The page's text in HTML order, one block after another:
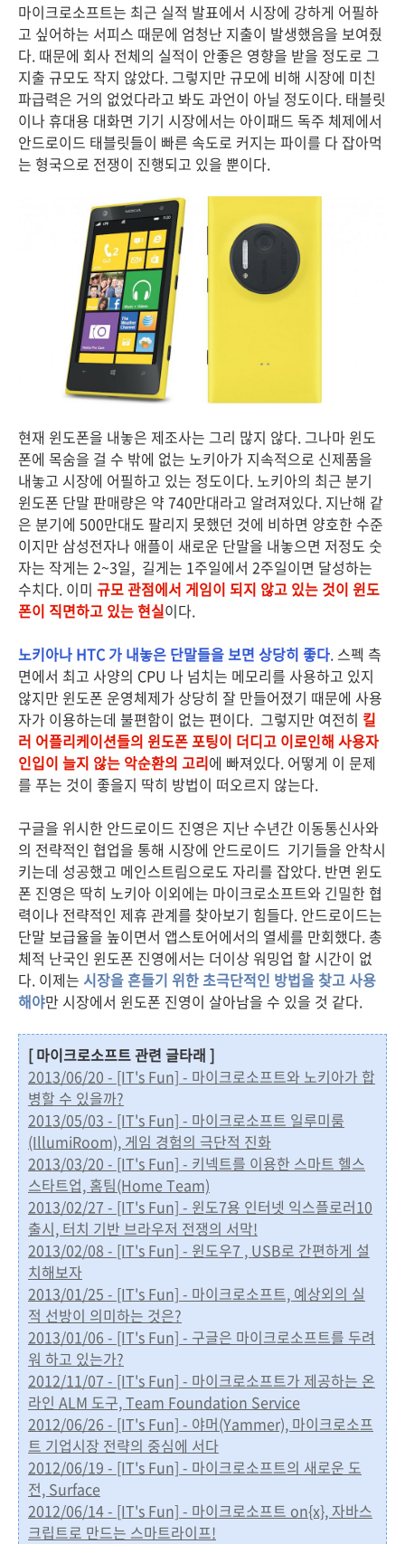
마이크로소프트는 최근 실적 발표에서 시장에 강하게 어필하
고 싶어하는 서피스 때문에 엄청난 지출이 발생했음을 보여줬
다. 때문에 회사 전체의 실적이 안좋은 영향을 받을 정도로 그
지출 규모도 작지 않았다. 그렇지만 규모에 비해 시장에 미친
파급력은 거의 없었다라고 봐도 과언이 아닐 정도이다. 태블릿
이나 휴대용 대화면 기기 시장에서는 아이패드 독주 체제에서
안드로이드 태블릿들이 빠른 속도로 커지는 파이를 다 잡아먹
는 형국으로 전쟁이 진행되고 있을 뿐이다.
현재 윈도폰을 내놓은 제조사는 그리 많지 않다. 그나마 윈도
폰에 목숨을 걸 수 밖에 없는 노키아가 지속적으로 신제품을
내놓고 시장에 어필하고 있는 정도이다. 노키아의 최근 분기
윈도폰 단말 판매량은 약 740만대라고 알려져있다. 지난해 같
은 분기에 500만대도 팔리지 못했던 것에 비하면 양호한 수준
이지만 삼성전자나 애플이 새로운 단말을 내놓으면 저정도 숫
자는 작게는 2~3일, 길게는 1주일에서 2주일이면 달성하는
수치다. 이미 규모 관점에서 게임이 되지 않고 있는 것이 윈도
폰이 직면하고 있는 현실이다.
노키아나 HTC 가 내놓은 단말들을 보면 상당히 좋다. 스펙 측
면에서 최고 사양의 CPU 나 넘치는 메모리를 사용하고 있지
않지만 윈도폰 운영체제가 상당히 잘 만들어졌기 때문에 사용
자가 이용하는데 불편함이 없는 편이다. 그렇지만 여전히 킬
러 어플리케이션들의 윈도폰 포팅이 더디고 이로인해 사용자
인입이 늘지 않는 악순환의 고리에 빠져있다. 어떻게 이 문제
를 푸는 것이 좋을지 딱히 방법이 떠오르지 않는다.
구글을 위시한 안드로이드 진영은 지난 수년간 이동통신사와
의 전략적인 협업을 통해 시장에 안드로이드 기기들을 안착시
키는데 성공했고 메인스트림으로도 자리를 잡았다. 반면 윈도
폰 진영은 딱히 노키아 이외에는 마이크로소프트와 긴밀한 협
력이나 전략적인 제휴 관계를 찾아보기 힘들다. 안드로이드는
단말 보급율을 높이면서 앱스토어에서의 열세를 만회했다. 총
체적 난국인 윈도폰 진영에서는 더이상 워밍업 할 시간이 없
다. 이제는 시장을 흔들기 위한 초극단적인 방법을 찾고 사용
해야만 시장에서 윈도폰 진영이 살아남을 수 있을 것 같다.
[ 마이크로소프트 관련 글타래 ]
2013/06/20 - [IT's Fun] - 마이크로소프트와 노키아가 합
병할 수 있을까?
2013/05/03 - [IT's Fun] - 마이크로소프트 일루미룸
(IllumiRoom), 게임 경험의 극단적 진화
2013/03/20 - [IT's Fun] - 키넥트를 이용한 스마트 헬스
스타트업, 홈팀(Home Team)
2013/02/27 - [IT's Fun] - 윈도7용 인터넷 익스플로러10
출시, 터치 기반 브라우저 전쟁의 서막!
2013/02/08 - [IT's Fun] - 윈도우7 , USB로 간편하게 설
치해보자
2013/01/25 - [IT's Fun] - 마이크로소프트, 예상외의 실
적 선방이 의미하는 것은?
2013/01/06 - [IT's Fun] - 구글은 마이크로소프트를 두려
워 하고 있는가?
2012/11/07 - [IT's Fun] - 마이크로소프트가 제공하는 온
라인 ALM 도구, Team Foundation Service
2012/06/26 - [IT's Fun] - 야머(Yammer), 마이크로소프
트 기업시장 전략의 중심에 서다
2012/06/19 - [IT's Fun] - 마이크로소프트의 새로운 도
전, Surface
2012/06/14 - [IT's Fun] - 마이크로소프트 on{x}, 자바스
크립트로 만드는 스마트라이프!